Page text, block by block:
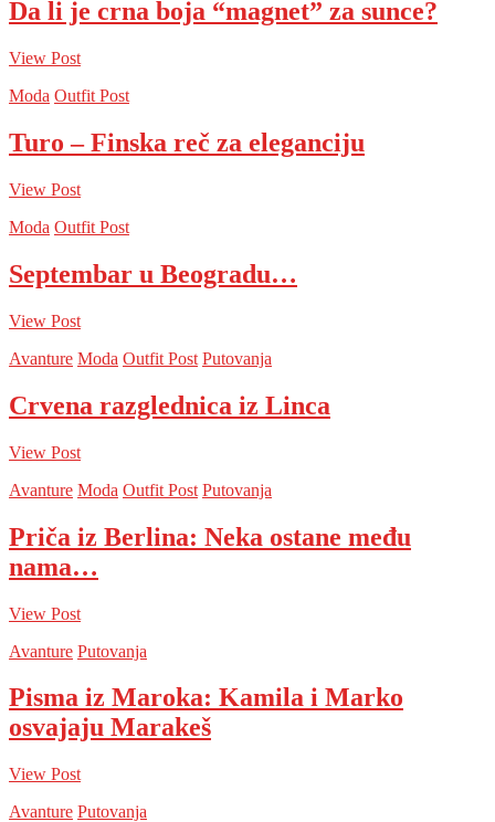
Da li je crna boja “magnet” za sunce?
View Post
Moda Outfit Post
Turo – Finska reč za eleganciju
View Post
Moda Outfit Post
Septembar u Beogradu…
View Post
Avanture Moda Outfit Post Putovanja
Crvena razglednica iz Linca
View Post
Avanture Moda Outfit Post Putovanja
Priča iz Berlina: Neka ostane među
nama…
View Post
Avanture Putovanja
Pisma iz Maroka: Kamila i Marko
osvajaju Marakeš
View Post
Avanture Putovanja